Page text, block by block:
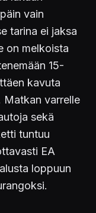
vain
tarina ei jaksa
on melkoista
15-
kavuta
Matkan varrelle
sekä
tuntuu
EA
loppuun